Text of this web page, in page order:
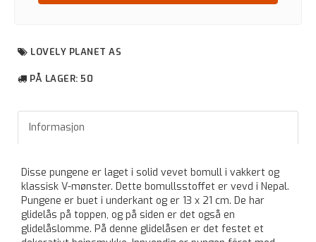
LOVELY PLANET AS
PÅ LAGER: 50
Informasjon
Disse pungene er laget i solid vevet bomull i vakkert og
klassisk V-mønster. Dette bomullsstoffet er vevd i Nepal.
Pungene er buet i underkant og er 13 x 21 cm. De har
glidelås på toppen, og på siden er det også en
glidelåslomme. På denne glidelåsen er det festet et